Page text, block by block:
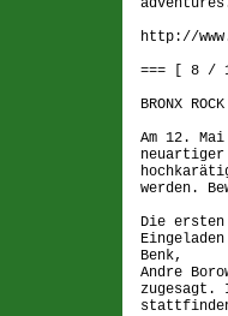
http://
=== [ 8 / 12
BRONX
Am 12.
neuartiger
werden.
Die ersten
Benk,
Andre
zugesagt.